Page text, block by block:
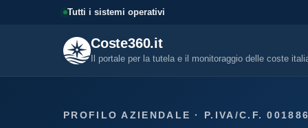
Tutti i sistemi operativi
Coste360.it
Il portale per la tutela e il monitoraggio delle coste
PROFILO AZIENDALE · P.IVA/C.F.